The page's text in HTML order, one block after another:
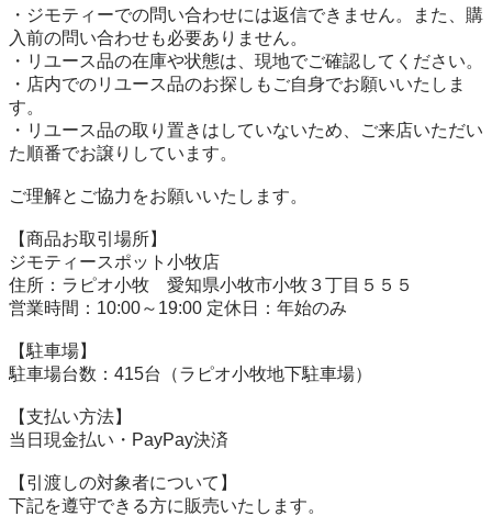
・ジモティーでの問い合わせには返信できません。また、購
入前の問い合わせも必要ありません。
・リユース品の在庫や状態は、現地でご確認してください。
・店内でのリユース品のお探しもご自身でお願いいたしま
す。
・リユース品の取り置きはしていないため、ご来店いただい
た順番でお譲りしています。
ご理解とご協力をお願いいたします。
【商品お取引場所】
ジモティースポット小牧店
住所：ラピオ小牧　愛知県小牧市小牧３丁目５５５
営業時間：10:00～19:00 定休日：年始のみ
【駐⾞場】
駐車場台数：415台（ラピオ小牧地下駐車場）
【⽀払い⽅法】
当日現金払い・PayPay決済
【引渡しの対象者について】
下記を遵守できる⽅に販売いたします。